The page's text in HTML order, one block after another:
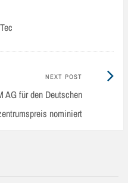
NEXT POST
AG für den Deutschen
nominiert